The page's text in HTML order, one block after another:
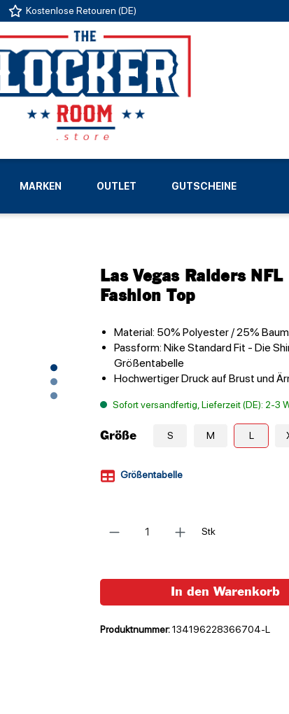
Kostenlose Retouren (DE)
MARKEN
LIGEN
OUTLET GUTSCHEINE
Las Vegas Raiders
Fashion Top
Material: 50% Polyester / 25%
Passform: Nike Standard Fit - Die
Größentabelle
Hochwertiger Druck auf Brust und
Sofort versandfertig, Lieferzeit (DE): 2-3
Größe S M L
Größentabelle
Stk
In den Warenkorb
Produktnummer:134196228366704-L